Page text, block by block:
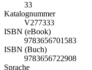
33
Katalognummer
V277333
ISBN (eBook)
9783656701583
ISBN (Buch)
9783656722908
Sprache